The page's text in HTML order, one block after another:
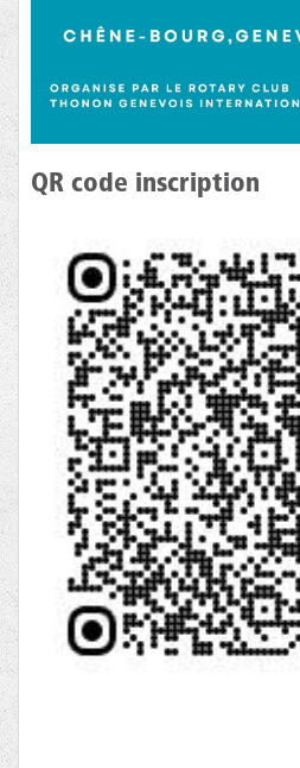
QR code inscription